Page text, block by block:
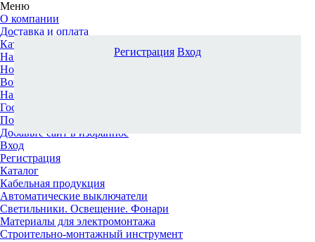
Меню
О компании
Доставка и оплата
Каталог
Наши офисы
Новости и новинки
Вопрос-ответ
Наша команда
Гос. заказчикам
Поставщикам
Добавьте сайт в избранное
Вход
Регистрация
Каталог
Кабельная продукция
Автоматические выключатели
Светильники. Освещение. Фонари
Материалы для электромонтажа
Строительно-монтажный инструмент
Регистрация Вход